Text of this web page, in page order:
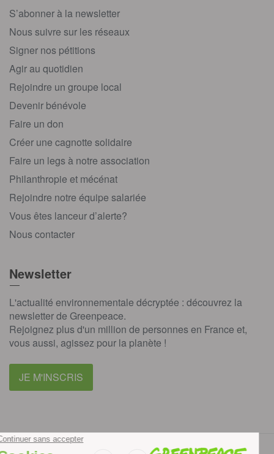
S’abonner à la newsletter
Nous suivre sur les réseaux
Signer nos pétitions
Agir au quotidien
Rejoindre un groupe local
Devenir bénévole
Faire un don
Créer une cagnotte solidaire
Faire un legs à notre association
Philanthropie et mécénat
Rejoindre notre équipe salariée
Vous êtes lanceur d’alerte?
Nous contacter
Newsletter
L'actualité environnementale décryptée : découvrez la
newsletter de Greenpeace.
Rejoignez plus d'un million de personnes en France et,
vous aussi, agissez pour la planète !
JE M'INSCRIS